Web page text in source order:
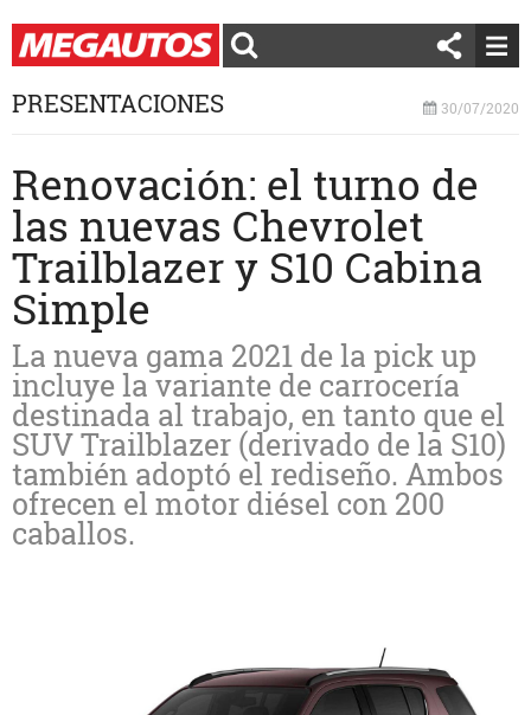
PRESENTACIONES 30/07/2020
Renovación: el turno de
las nuevas Chevrolet
Trailblazer y S10 Cabina
Simple
La nueva gama 2021 de la pick up
incluye la variante de carrocería
destinada al trabajo, en tanto que el
SUV Trailblazer (derivado de la S10)
también adoptó el rediseño. Ambos
ofrecen el motor diésel con 200
caballos.